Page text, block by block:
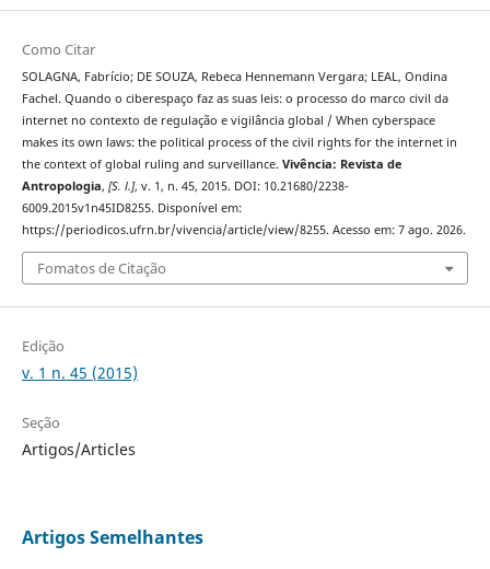
Como Citar
SOLAGNA, Fabrício; DE SOUZA, Rebeca Hennemann Vergara; LEAL, Ondina
Fachel. Quando o ciberespaço faz as suas leis: o processo do marco civil da
internet no contexto de regulação e vigilância global / When cyberspace
makes its own laws: the political process of the civil rights for the internet in
the context of global ruling and surveillance. Vivência: Revista de
Antropologia, [S. l.], v. 1, n. 45, 2015. DOI: 10.21680/2238-
6009.2015v1n45ID8255. Disponível em:
https://periodicos.ufrn.br/vivencia/article/view/8255. Acesso em: 7 ago. 2026.
Fomatos de Citação
Edição
v. 1 n. 45 (2015)
Seção
Artigos/Articles
Artigos Semelhantes